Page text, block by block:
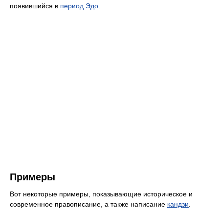
появившийся в период Эдо
Примеры
Вот некоторые примеры, показывающие историческое и
современное правописание, а также написание кандзи